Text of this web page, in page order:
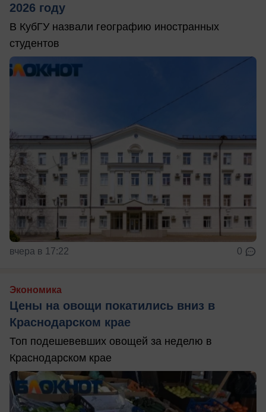
2026 году
В КубГУ назвали географию иностранных
студентов
вчера в 17:22 0
Экономика
Цены на овощи покатились вниз в
Краснодарском крае
Топ подешевевших овощей за неделю в
Краснодарском крае